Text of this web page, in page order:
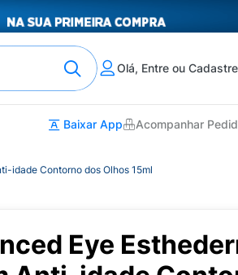
Olá, Entre ou
Baixar App Acompanhar
idade Contorno dos Olhos 15ml
Eye